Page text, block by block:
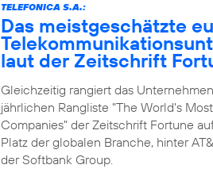
TELEFONICA S.A.:
Das meistgeschätzte
laut der Zeitschrift
Gleichzeitig rangiert das
jährlichen Rangliste "The World's
Companies" der Zeitschrift Fortune
Platz der globalen Branche, hinter
der Softbank Group.